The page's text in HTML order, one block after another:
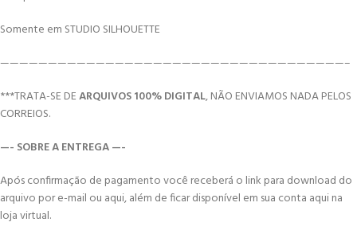
Somente em STUDIO SILHOUETTE
————————————————————————————————————–
***TRATA-SE DEARQUIVOS 100% DIGITAL, NÃO ENVIAMOS NADA PELOS
CORREIOS.
—- SOBRE A ENTREGA —-
Após confirmação de pagamento você receberá o link para download do
arquivo por e-mail ou aqui, além de ficar disponível em sua conta aqui na
loja virtual.